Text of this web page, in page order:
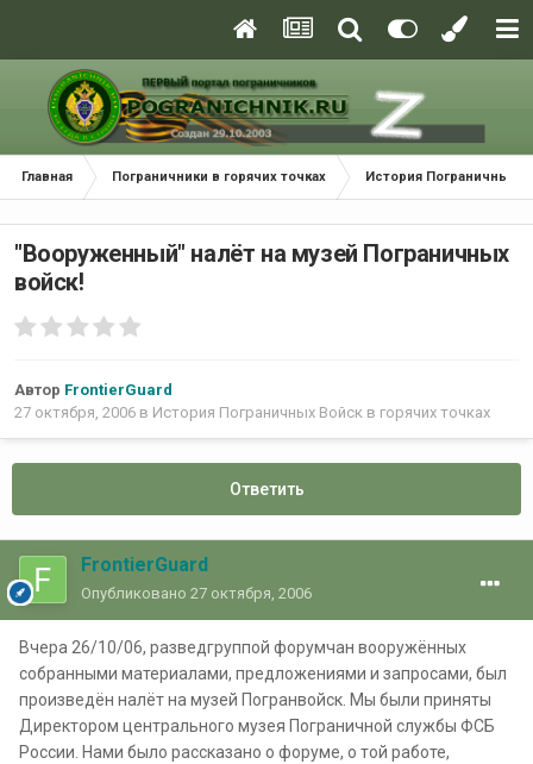
Главная Пограничники в горячих точках История Пограничных
"Вооруженный" налёт на музей Пограничных
войск!
Автор FrontierGuard
27 октября, 2006 в История Пограничных Войск в горячих точках
Ответить
FrontierGuard
Опубликовано 27 октября, 2006
Вчера 26/10/06, разведгруппой форумчан вооружённых
собранными материалами, предложениями и запросами, был
произведён налёт на музей Погранвойск. Мы были приняты
Директором центрального музея Пограничной службы ФСБ
России. Нами было рассказано о форуме, о той работе,